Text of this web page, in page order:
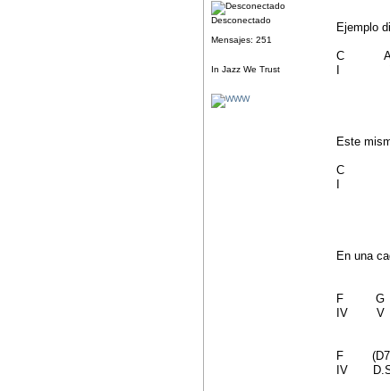
Desconectado
Mensajes: 251
In Jazz We Trust
Ejemplo
C
I
Este
C
I
En una
F G
IV
F
IV